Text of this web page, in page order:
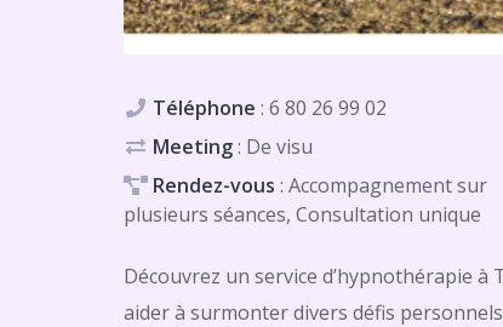
Téléphone : 6 80 26 99 02
Meeting: De visu
Rendez-vous : Accompagnement sur
plusieurs séances, Consultation unique
Découvrez un service d’hypnothérapie
aider à surmonter divers défis